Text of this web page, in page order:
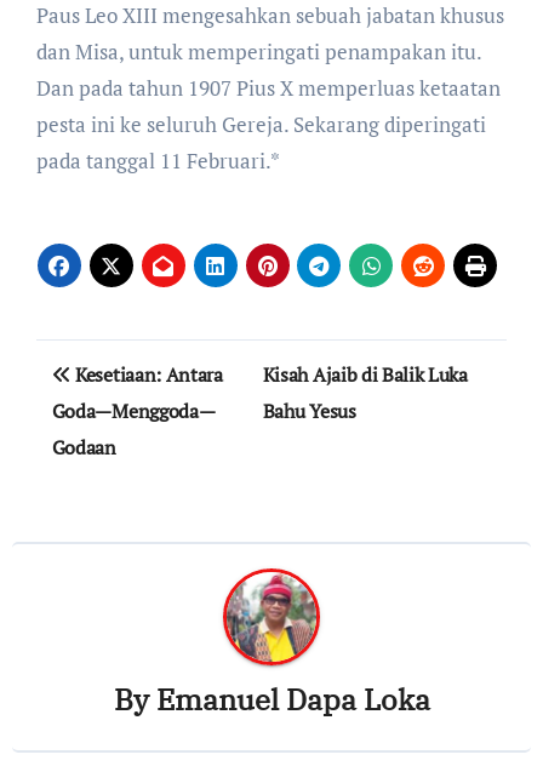
Paus Leo XIII mengesahkan sebuah jabatan khusus
dan Misa, untuk memperingati penampakan itu.
Dan pada tahun 1907 Pius X memperluas ketaatan
pesta ini ke seluruh Gereja. Sekarang diperingati
pada tanggal 11 Februari.*
Post
navigation
Kesetiaan: Antara
Goda—Menggoda—
Godaan
Kisah Ajaib di Balik Luka
Bahu Yesus
ByEmanuel Dapa Loka